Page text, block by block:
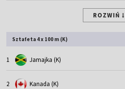
ROZWIŃ
Sztafeta 4 x 100 m (K)
1 Jamajka (K)
2 Kanada (K)